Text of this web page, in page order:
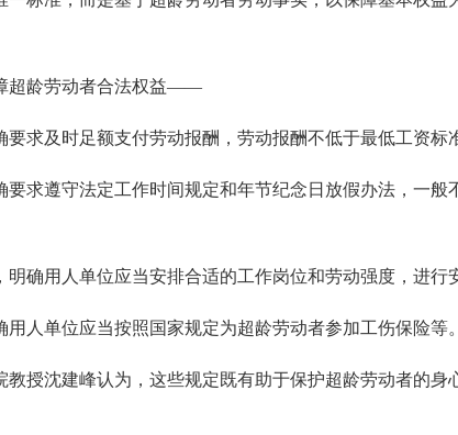
超龄劳动者合法权益——
求及时足额支付劳动报酬，劳动报酬不低于最低工资标
要求遵守法定工作时间规定和年节纪念日放假办法，一
明确用人单位应当安排合适的工作岗位和劳动强度，进行
用人单位应当按照国家规定为超龄劳动者参加工伤保险等。
教授沈建峰认为，这些规定既有助于保护超龄劳动者的